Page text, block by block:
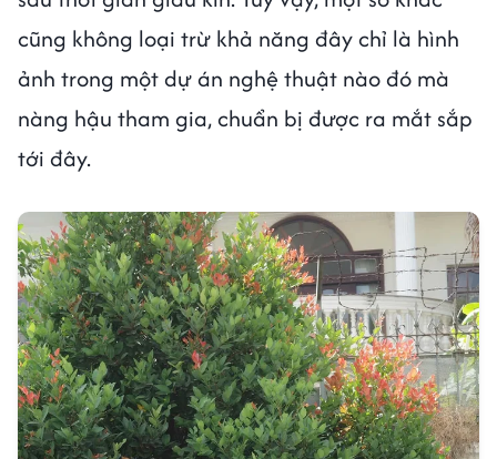
cũng không loại trừ khả năng đây chỉ là hình
ảnh trong một dự án nghệ thuật nào đó mà
nàng hậu tham gia, chuẩn bị được ra mắt sắp
tới đây.